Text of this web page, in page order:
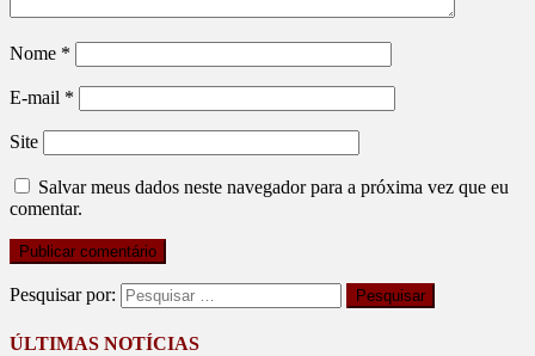
Nome *
E-mail *
Site
Salvar meus dados neste navegador para a próxima vez que eu
comentar.
Pesquisar por:
ÚLTIMAS NOTÍCIAS